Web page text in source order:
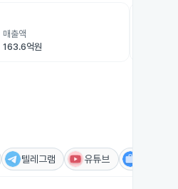
매출액
163.6억원
텔레그램 유튜브